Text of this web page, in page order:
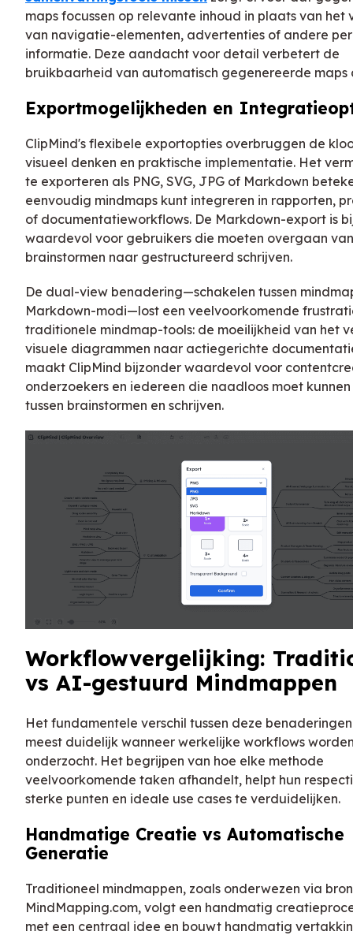
maps focussen op relevante inhoud in plaats van het
van navigatie-elementen, advertenties of andere
informatie. Deze aandacht voor detail verbetert de
bruikbaarheid van automatisch gegenereerde maps
Exportmogelijkheden en
ClipMind's flexibele exportopties overbruggen de
visueel denken en praktische implementatie. Het
te exporteren als PNG, SVG, JPG of Markdown
eenvoudig mindmaps kunt integreren in rapporten,
of documentatieworkflows. De Markdown-export is
waardevol voor gebruikers die moeten overgaan
brainstormen naar gestructureerd schrijven.
De dual-view benadering—schakelen tussen
Markdown-modi—lost een veelvoorkomende
traditionele mindmap-tools: de moeilijkheid van het
visuele diagrammen naar actiegerichte
maakt ClipMind bijzonder waardevol voor
onderzoekers en iedereen die naadloos moet
tussen brainstormen en schrijven.
Workflowvergelijking:
vs AI-gestuurd Mindmappen
Het fundamentele verschil tussen deze
meest duidelijk wanneer werkelijke workflows
onderzocht. Het begrijpen van hoe elke methode
veelvoorkomende taken afhandelt, helpt hun
sterke punten en ideale use cases te verduidelijken.
Handmatige Creatie vs Automatische
Generatie
Traditioneel mindmappen, zoals onderwezen via
MindMapping.com, volgt een handmatig
met een centraal idee en bouwt handmatig